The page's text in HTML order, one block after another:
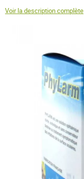
Voir la description complète